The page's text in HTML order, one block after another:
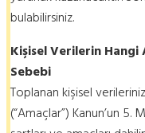
bulabilirsiniz.
Kişisel Verilerin Hangi
Sebebi
Toplanan kişisel
(“Amaçlar”) Kanun’un